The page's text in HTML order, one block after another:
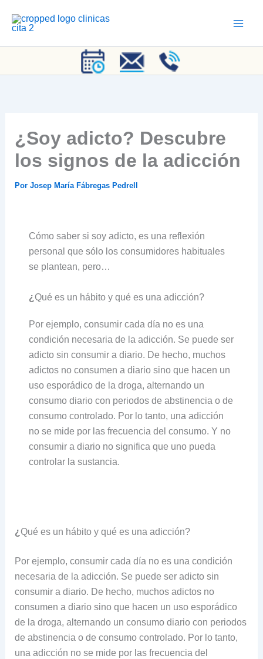
¿Soy adicto? Descubre
los signos de la adicción
Por Josep María Fábregas Pedrell
Cómo saber si soy adicto, es una reflexión
personal que sólo los consumidores habituales
se plantean, pero…
¿Qué es un hábito y qué es una adicción?
Por ejemplo, consumir cada día no es una
condición necesaria de la adicción. Se puede ser
adicto sin consumir a diario. De hecho, muchos
adictos no consumen a diario sino que hacen un
uso esporádico de la droga, alternando un
consumo diario con periodos de abstinencia o de
consumo controlado. Por lo tanto, una adicción
no se mide por las frecuencia del consumo. Y no
consumir a diario no significa que uno pueda
controlar la sustancia.
¿Qué es un hábito y qué es una adicción?
Por ejemplo, consumir cada día no es una condición
necesaria de la adicción. Se puede ser adicto sin
consumir a diario. De hecho, muchos adictos no
consumen a diario sino que hacen un uso esporádico
de la droga, alternando un consumo diario con periodos
de abstinencia o de consumo controlado. Por lo tanto,
una adicción no se mide por las frecuencia del